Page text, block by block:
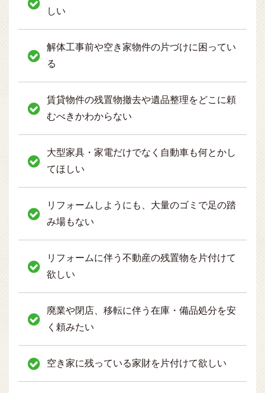
しい
解体工事前や空き家物件の片づけに困ってい
る
賃貸物件の残置物撤去や遺品整理をどこに頼
むべきかわからない
大型家具・家電だけでなく自動車も何とかし
てほしい
リフォームしようにも、大量のゴミで足の踏
み場もない
リフォームに伴う不動産の残置物を片付けて
欲しい
廃業や閉店、移転に伴う在庫・備品処分を安
く頼みたい
空き家に残っている家財を片付けて欲しい